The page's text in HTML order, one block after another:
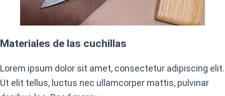
Materiales de las cuchillas
Lorem ipsum dolor sit amet, consectetur adipiscing elit.
Ut elit tellus, luctus nec ullamcorper mattis, pulvinar